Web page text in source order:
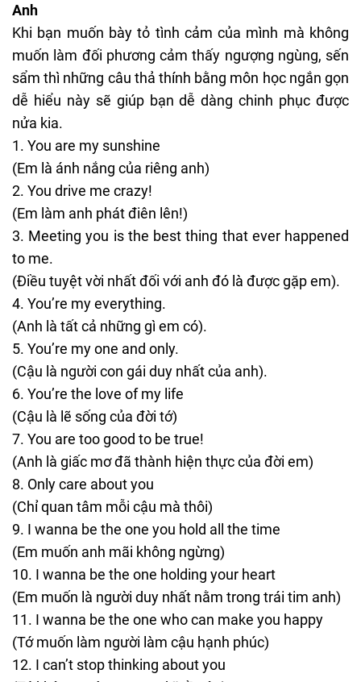
Anh
Khi bạn muốn bày tỏ tình cảm của mình mà không
muốn làm đối phương cảm thấy ngượng ngùng, sến
sẩm thì những câu thả thính bằng môn học ngắn gọn
dễ hiểu này sẽ giúp bạn dễ dàng chinh phục được
nửa kia.
You are my sunshine
(Em là ánh nắng của riêng anh)
You drive me crazy!
(Em làm anh phát điên lên!)
Meeting you is the best thing that ever happened
to me.
(Điều tuyệt vời nhất đối với anh đó là được gặp em).
You’re my everything.
(Anh là tất cả những gì em có).
You’re my one and only.
(Cậu là người con gái duy nhất của anh).
You’re the love of my life
(Cậu là lẽ sống của đời tớ)
You are too good to be true!
(Anh là giấc mơ đã thành hiện thực của đời em)
Only care about you
(Chỉ quan tâm mỗi cậu mà thôi)
I wanna be the one you hold all the time
(Em muốn anh mãi không ngừng)
I wanna be the one holding your heart
(Em muốn là người duy nhất nằm trong trái tim anh)
I wanna be the one who can make you happy
(Tớ muốn làm người làm cậu hạnh phúc)
I can’t stop thinking about you